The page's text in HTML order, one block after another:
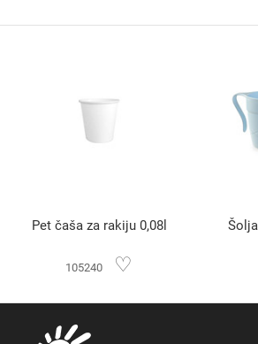
Pet čaša za rakiju 0,08l
105240 ♡